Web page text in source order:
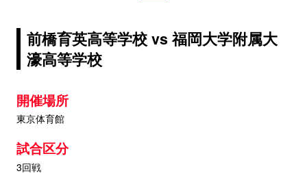
前橋育英高等学校 vs 福岡大学附属大
濠高等学校
開催場所
東京体育館
試合区分
3回戦